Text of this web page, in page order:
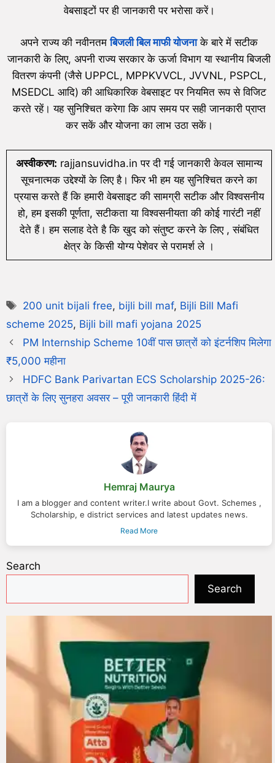
वेबसाइटों पर ही जानकारी पर भरोसा करें।
अपने राज्य की नवीनतमबिजली बिल माफी योजनाके बारे में सटीक
जानकारी के लिए, अपनी राज्य सरकार के ऊर्जा विभाग या स्थानीय बिजली
वितरण कंपनी (जैसे UPPCL, MPPKVVCL, JVVNL, PSPCL,
MSEDCL आदि) की आधिकारिक वेबसाइट पर नियमित रूप से विजिट
करते रहें। यह सुनिश्चित करेगा कि आप समय पर सही जानकारी प्राप्त
कर सकें और योजना का लाभ उठा सकें।
अस्वीकरण: rajjansuvidha.in पर दी गई जानकारी केवल सामान्य
सूचनात्मक उद्देश्यों के लिए है। फिर भी हम यह सुनिश्चित करने का
प्रयास करते हैं कि हमारी वेबसाइट की सामग्री सटीक और विश्वसनीय
हो, हम इसकी पूर्णता, सटीकता या विश्वसनीयता की कोई गारंटी नहीं
देते हैं। हम सलाह देते है कि खुद को संतुष्ट करने के लिए , संबंधित
क्षेत्र के किसी योग्य पेशेवर से परामर्श ले ।
200 unit bijali free, bijli bill maf, Bijli Bill Mafi
scheme 2025, Bijli bill mafi yojana 2025
PM Internship Scheme 10वीं पास छात्रों को इंटर्नशिप मिलेगा
₹5,000 महीना
HDFC Bank Parivartan ECS Scholarship 2025-26:
छात्रों के लिए सुनहरा अवसर – पूरी जानकारी हिंदी में
Hemraj Maurya
I am a blogger and content writer.I write about Govt. Schemes ,
Scholarship, e district services and latest updates news.
Read More
Search
Search